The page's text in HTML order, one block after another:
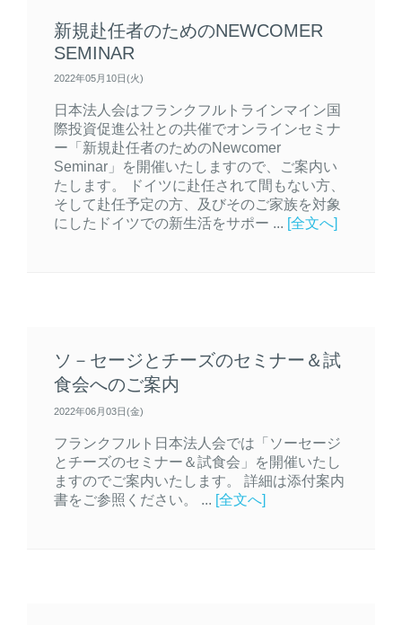
新規赴任者のためのNEWCOMER
SEMINAR
2022年05月10日(火)
日本法人会はフランクフルトラインマイン国
際投資促進公社との共催でオンラインセミナ
ー「新規赴任者のためのNewcomer
Seminar」を開催いたしますので、ご案内い
たします。 ドイツに赴任されて間もない方、
そして赴任予定の方、及びそのご家族を対象
にしたドイツでの新生活をサポー ... [全文へ]
ソ－セージとチーズのセミナー＆試
食会へのご案内
2022年06月03日(金)
フランクフルト日本法人会では「ソーセージ
とチーズのセミナー＆試食会」を開催いたし
ますのでご案内いたします。 詳細は添付案内
書をご参照ください。 ... [全文へ]